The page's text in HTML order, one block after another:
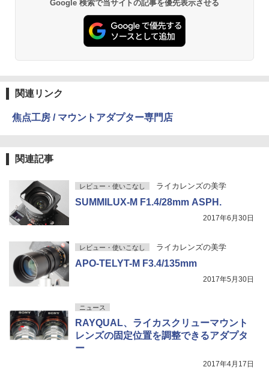
Google 検索で当サイトの記事を優先表示させる
関連リンク
焦点工房 / マウントアダプター専門店
関連記事
レビュー・使いこなし ライカレンズの美学
SUMMILUX-M F1.4/28mm ASPH.
2017年6月30日
レビュー・使いこなし ライカレンズの美学
APO-TELYT-M F3.4/135mm
2017年5月30日
ニュース
RAYQUAL、ライカスクリューマウント
レンズの固定位置を調整できるアダプタ
ー
2017年4月17日